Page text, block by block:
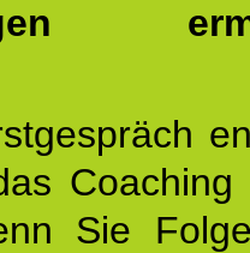
Coaching
Sie